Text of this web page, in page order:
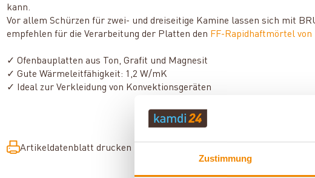
Zustimmung
kann.
Vor allem Schürzen für zwei- und dreiseitige Kamine lassen sich mit
empfehlen für die Verarbeitung der Platten den FF-Rapidhaftmörtel von
✓ Ofenbauplatten aus Ton, Grafit und Magnesit
✓ Gute Wärmeleitfähigkeit: 1,2 W/mK
✓ Ideal zur Verkleidung von Konvektionsgeräten
Artikeldatenblatt drucken